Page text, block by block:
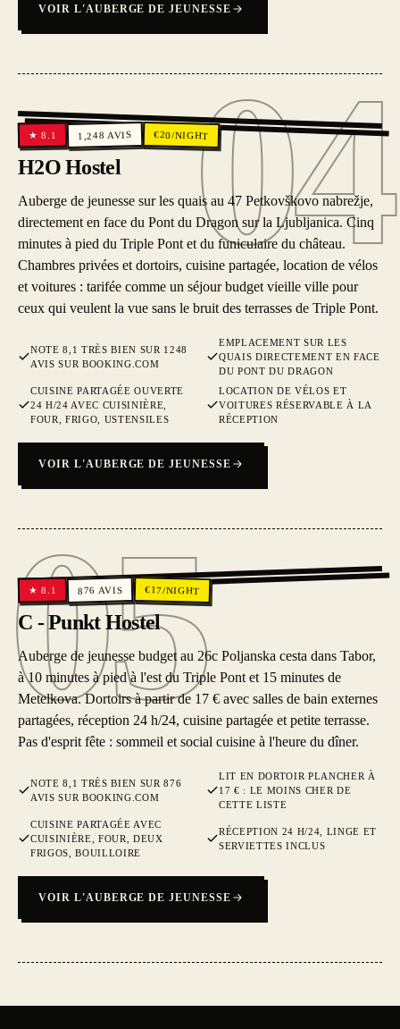
VOIR L'AUBERGE DE JEUNESSE
04
04
★8.1 1,248 AVIS €20/NIGHT
H2O Hostel
Auberge de jeunesse sur les quais au 47 Petkovškovo nabrežje,
directement en face du Pont du Dragon sur la Ljubljanica. Cinq
minutes à pied du Triple Pont et du funiculaire du château.
Chambres privées et dortoirs, cuisine partagée, location de vélos
et voitures : tarifée comme un séjour budget vieille ville pour
ceux qui veulent la vue sans le bruit des terrasses de Triple Pont.
NOTE 8,1 TRÈS BIEN SUR 1248
AVIS SUR BOOKING.COM
EMPLACEMENT SUR LES
QUAIS DIRECTEMENT EN FACE
DU PONT DU DRAGON
CUISINE PARTAGÉE OUVERTE
24 H/24 AVEC CUISINIÈRE,
FOUR, FRIGO, USTENSILES
LOCATION DE VÉLOS ET
VOITURES RÉSERVABLE À LA
RÉCEPTION
VOIR L'AUBERGE DE JEUNESSE
05
05
★8.1 876 AVIS €17/NIGHT
C - Punkt Hostel
Auberge de jeunesse budget au 26c Poljanska cesta dans Tabor,
à 10 minutes à pied à l'est du Triple Pont et 15 minutes de
Metelkova. Dortoirs à partir de 17 € avec salles de bain externes
partagées, réception 24 h/24, cuisine partagée et petite terrasse.
Pas d'esprit fête : sommeil et social cuisine à l'heure du dîner.
NOTE 8,1 TRÈS BIEN SUR 876
AVIS SUR BOOKING.COM
LIT EN DORTOIR PLANCHER À
17 € : LE MOINS CHER DE
CETTE LISTE
CUISINE PARTAGÉE AVEC
CUISINIÈRE, FOUR, DEUX
FRIGOS, BOUILLOIRE
RÉCEPTION 24 H/24, LINGE ET
SERVIETTES INCLUS
VOIR L'AUBERGE DE JEUNESSE